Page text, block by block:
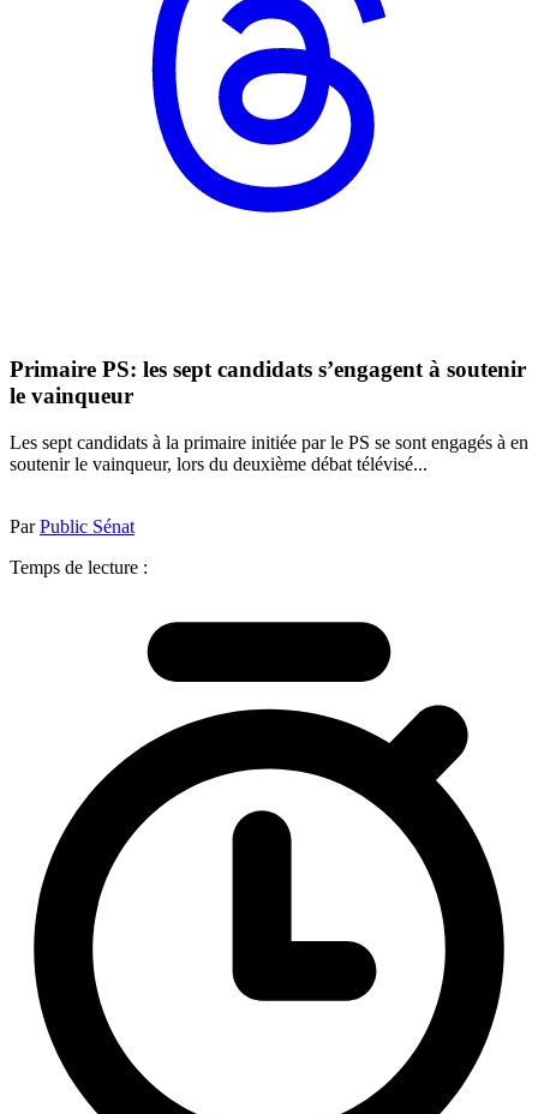
Primaire PS: les sept candidats s’engagent à soutenir
le vainqueur
Les sept candidats à la primaire initiée par le PS se sont engagés à en
soutenir le vainqueur, lors du deuxième débat télévisé...
ParPublic Sénat
Temps de lecture :